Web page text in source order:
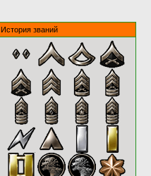
История званий